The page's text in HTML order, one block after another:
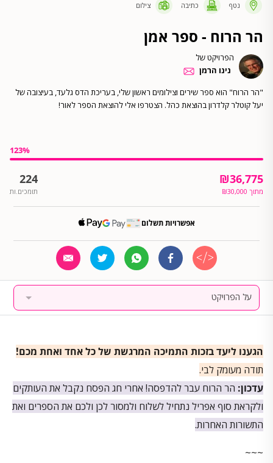
נטף כתיבה צילום
הר הרוח - ספר אמן
הפרויקט של
נינו הרמן
"הר הרוח" הוא ספר שירים וצילומים ראשון שלי, בעריכת הדס גלעד, בעיצובה של
יעל קוטלר קלדרון בהוצאת כהל. הצטרפו אלי להוצאת הספר לאור!
123%
₪36,775
מתוך ₪30,000
224
תומכים.ות
אפשרויות תשלום
על הפרויקט
הגענו ליעד בזכות התמיכה המרגשת של כל אחד ואחת מכם!
תודה מעומק לבי.
עדכון: הר הרוח עבר להדפסה! אחרי חג הפסח נקבל את העותקים
ולקראת סוף אפריל נתחיל לשלוח ולמסור לכן ולכם את הספרים ואת
התשורות האחרות.
~~~